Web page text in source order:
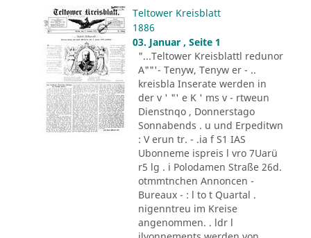
Teltower Kreisblatt
1886
03. Januar , Seite 1
"...Teltower Kreisblattl redunor
A""'- Tenyw, Tenyw er - ..
kreisbla Inserate werden in
der v ' "' e K ' ms v - rtweun
Dienstnqo , Donnerstago
Sonnabends . u und Erpeditwn
: V erun tr. - .ia f S1 IAS
Ubonneme ispreis l vro 7Uarü
r5 lg . i Polodamen Straße 26d.
otmmtnchen Annoncen -
Bureaux - : l to t Quartal .
nigenntreu im Kreise
angenommen. . ldr l